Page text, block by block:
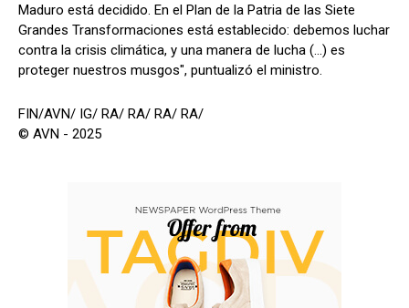
Maduro está decidido. En el Plan de la Patria de las Siete
Grandes Transformaciones está establecido: debemos luchar
contra la crisis climática, y una manera de lucha (...) es
proteger nuestros musgos", puntualizó el ministro.
FIN/AVN/ IG/ RA/ RA/ RA/ RA/
© AVN - 2025